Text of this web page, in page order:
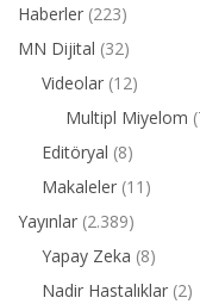
Haberler (223)
MN Dijital (32)
Videolar (12)
Multipl Miyelom
Editöryal (8)
Makaleler (11)
Yayınlar (2.389)
Yapay Zeka (8)
Nadir Hastalıklar (2)